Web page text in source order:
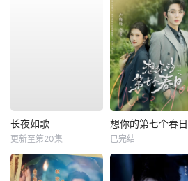
长夜如歌
更新至第20集
想你的第七个春日
已完结